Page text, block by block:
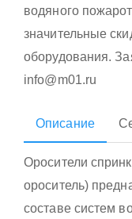
водяного
значительные
оборудования.
info@m01.ru
Описание
Оросители
ороситель)
составе систем